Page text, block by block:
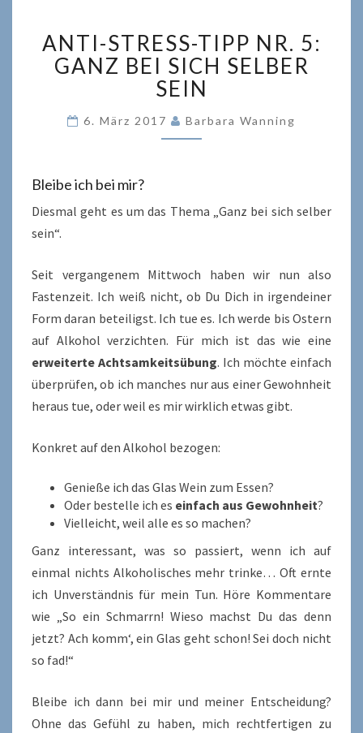
STRESS-
TIPP
NR.
5:
GANZ
ANTI-STRESS-TIPP NR. 5:
GANZ BEI SICH SELBER
SEIN
6. März 2017 Barbara Wanning
Bleibe ich bei mir?
Diesmal geht es um das Thema „Ganz bei sich selber
sein“.
Seit vergangenem Mittwoch haben wir nun also
Fastenzeit. Ich weiß nicht, ob Du Dich in irgendeiner
Form daran beteiligst. Ich tue es. Ich werde bis Ostern
auf Alkohol verzichten. Für mich ist das wie eine
erweiterte Achtsamkeitsübung. Ich möchte einfach
überprüfen, ob ich manches nur aus einer Gewohnheit
heraus tue, oder weil es mir wirklich etwas gibt.
Konkret auf den Alkohol bezogen:
Genieße ich das Glas Wein zum Essen?
Oder bestelle ich es einfach aus Gewohnheit?
Vielleicht, weil alle es so machen?
Ganz interessant, was so passiert, wenn ich auf
einmal nichts Alkoholisches mehr trinke… Oft ernte
ich Unverständnis für mein Tun. Höre Kommentare
wie „So ein Schmarrn! Wieso machst Du das denn
jetzt? Ach komm‘, ein Glas geht schon! Sei doch nicht
so fad!“
Bleibe ich dann bei mir und meiner Entscheidung?
Ohne das Gefühl zu haben, mich rechtfertigen zu